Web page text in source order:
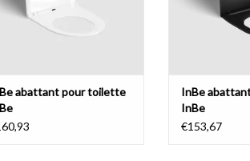
abattant pour toilette
InBe
InBe
€153,67